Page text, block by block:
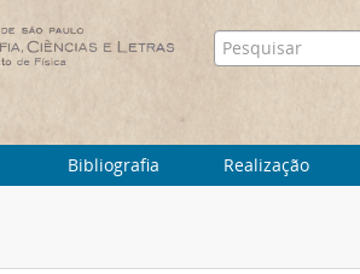
Bibliografia Realização